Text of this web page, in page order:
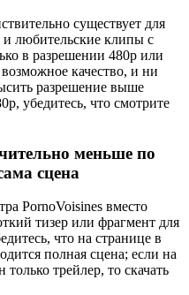
существует для
и любительские клипы с
в разрешении 480p или
качество, и ни
разрешение выше
убедитесь, что смотрите
меньше по
сцена
PornoVoisines вместо
тизер или фрагмент для
что на странице в
полная сцена; если на
трейлер, то скачать